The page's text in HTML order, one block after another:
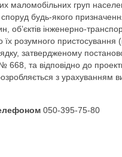
маломобільних груп
споруд будь-якого
об’єктів інженерно-
їх розумного пристосування
затвердженому
та відповідно до
з урахуванням
050-395-75-80